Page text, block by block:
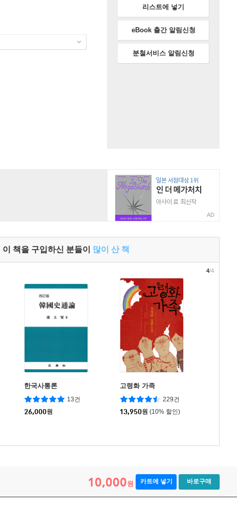
리스트에 넣기
eBook 출간 알림신청
분철서비스 알림신청
AD
이 책을 구입하신 분들이 많이 산 책
한국사통론
13건
26,000원
고령화 가족
229건
13,950원 (10% 할인)
4/4
10,000원 카트에 넣기 바로구매